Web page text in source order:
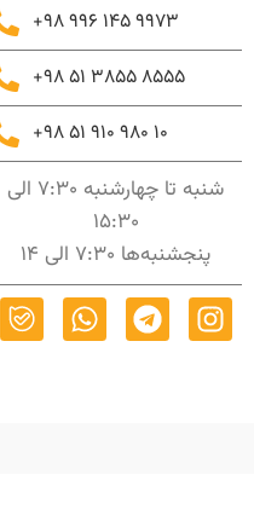
+98 996 145 9973
+98 51 3855 8555
+98 51 910 980 10
شنبه تا چهارشنبه 7:30 الی
15:30
پنجشنبه‌ها 7:30 الی 14